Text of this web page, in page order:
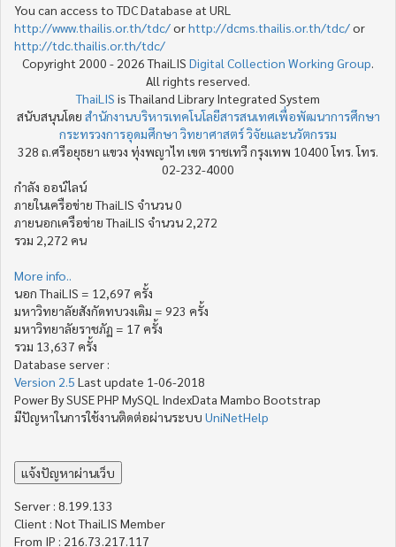
You can access to TDC Database at URL
http://www.thailis.or.th/tdc/orhttp://dcms.thailis.or.th/tdc/or
http://tdc.thailis.or.th/tdc/
Copyright 2000 - 2026 ThaiLIS Digital Collection Working Group
All rights reserved.
ThaiLIS is Thailand Library Integrated System
สนับสนุนโดย สำนักงานบริหารเทคโนโลยีสารสนเทศเพื่อพัฒนาการศึกษา
กระทรวงการอุดมศึกษา วิทยาศาสตร์ วิจัยและนวัตกรรม
328 ถ.ศรีอยุธยา แขวง ทุ่งพญาไท เขต ราชเทวี กรุงเทพ 10400 โทร. โทร.
02-232-4000
กำลัง ออน์ไลน์
ภายในเครือข่าย ThaiLIS จำนวน 0
ภายนอกเครือข่าย ThaiLIS จำนวน 2,272
รวม 2,272 คน
More info..
นอก ThaiLIS = 12,697 ครั้ง
มหาวิทยาลัยสังกัดทบวงเดิม = 923 ครั้ง
มหาวิทยาลัยราชภัฏ = 17 ครั้ง
รวม 13,637 ครั้ง
Database server :
Version 2.5 Last update 1-06-2018
Power By SUSE PHP MySQL IndexData Mambo Bootstrap
มีปัญหาในการใช้งานติดต่อผ่านระบบ UniNetHelp
Server : 8.199.133
Client : Not ThaiLIS Member
From IP : 216.73.217.117